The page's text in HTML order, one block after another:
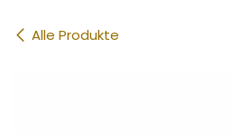
Alle Produkte